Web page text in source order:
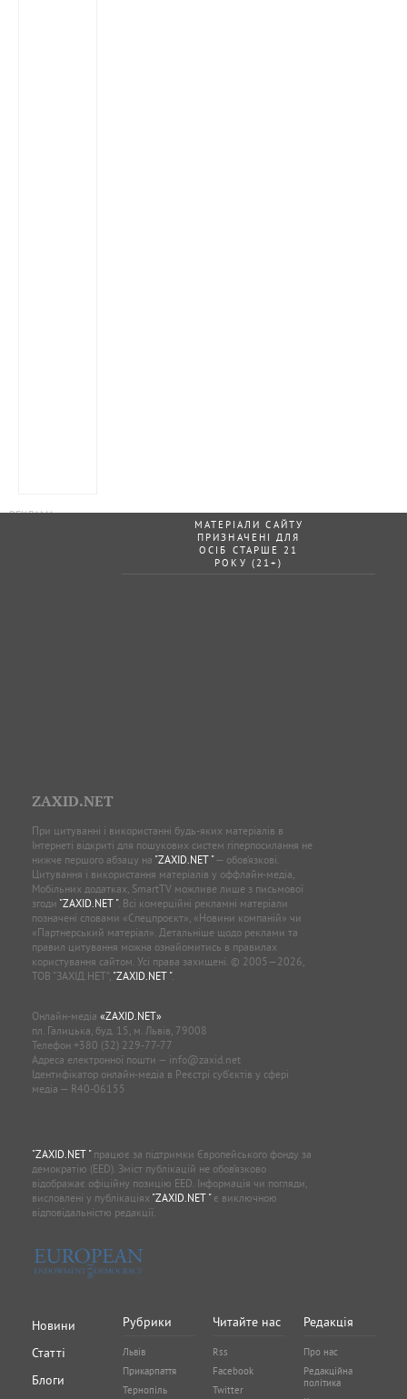
МАТЕРІАЛИ САЙТУ
ПРИЗНАЧЕНІ ДЛЯ
ОСІБ СТАРШЕ 21
РОКУ (21+)
ZAXID.NET
При цитуванні і використанні будь-яких матеріалів в
Інтернеті відкриті для пошукових систем гіперпосилання не
нижче першого абзацу на "ZAXID.NET "— обов’язкові.
Цитування і використання матеріалів у оффлайн-медіа,
Мобільних додатках, SmartTV можливе лише з письмової
згоди "ZAXID.NET ". Всі комерційні рекламні матеріали
позначені словами «Спецпроєкт», «Новини компаній» чи
«Партнерський матеріал». Детальніше щодо реклами та
правил цитування можна ознайомитись в правилах
користування сайтом. Усі права захищені. © 2005—2026,
ТОВ “ЗАХІД.НЕТ”, "ZAXID.NET ".
Онлайн-медіа «ZAXID.NET»
пл. Галицька, буд. 15, м. Львів, 79008
Телефон +380 (32) 229-77-77
Адреса електронної пошти — info@zaxid.net
Ідентифікатор онлайн-медіа в Реєстрі суб'єктів у сфері
медіа — R40-06155
"ZAXID.NET "працює за підтримки Європейського фонду за
демократію (EED). Зміст публікацій не обов’язково
відображає офіційну позицію EED. Інформація чи погляди,
висловлені у публікаціях "ZAXID.NET "є виключною
відповідальністю редакції.
Новини
Статті
Блоги
Рубрики
Львів
Прикарпаття
Тернопіль
Читайте нас
Rss
Facebook
Twitter
Редакція
Про нас
Редакційна
політика